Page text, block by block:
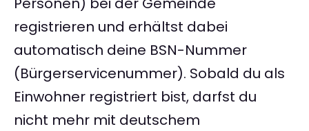
registrieren und erhältst dabei
automatisch deine BSN-Nummer
(Bürgerservicenummer). Sobald du als
Einwohner registriert bist, darfst du
nicht mehr mit deutschem